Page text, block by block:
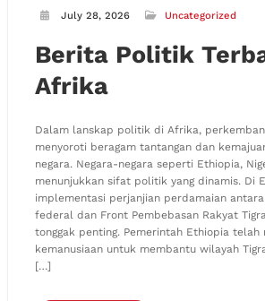
July 28, 2026 Uncategorized
Berita Politik
Afrika
Dalam lanskap politik di Afrika,
menyoroti beragam tantangan dan
negara. Negara-negara seperti Ethiopia,
menunjukkan sifat politik yang dinamis. Di
implementasi perjanjian perdamaian
federal dan Front Pembebasan Rakyat
tonggak penting. Pemerintah Ethiopia telah
kemanusiaan untuk membantu wilayah
[…]